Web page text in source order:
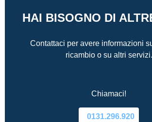
HAI BISOGNO DI
Contattaci per avere informazioni
ricambio o su altri servizi.
Chiamaci!
0131.296.920